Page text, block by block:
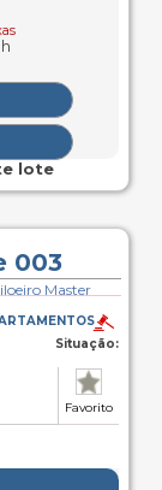
h
lote
003
Master
Favorito
Situação: